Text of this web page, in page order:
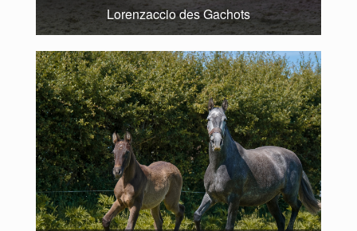
Lorenzaccio des Gachots